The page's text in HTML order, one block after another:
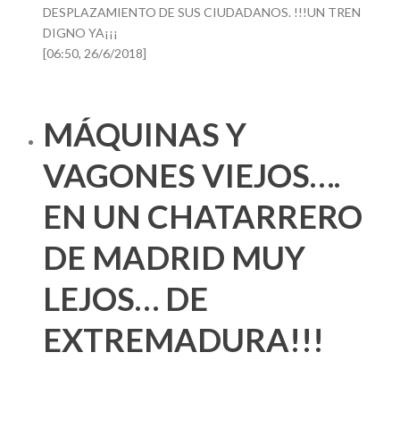
DESPLAZAMIENTO DE SUS CIUDADANOS. !!!UN TREN
DIGNO YA¡¡¡
[06:50, 26/6/2018]
MÁQUINAS Y
VAGONES VIEJOS….
EN UN CHATARRERO
DE MADRID MUY
LEJOS… DE
EXTREMADURA!!!